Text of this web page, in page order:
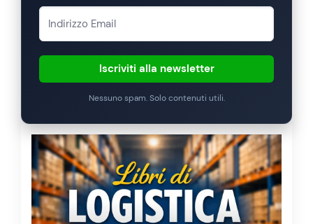
Iscriviti alla newsletter
Nessuno spam. Solo contenuti utili.